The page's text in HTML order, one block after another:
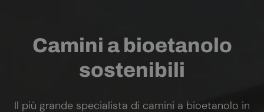
Camini a bioetanolo
sostenibili
Il più grande specialista di camini a bioetanolo in